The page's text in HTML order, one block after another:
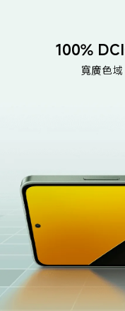
100%
寬廣色域